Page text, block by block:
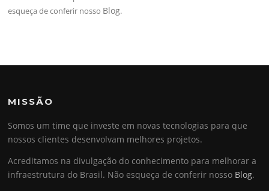
esqueça de conferir nosso Blog.
MISSÃO
Somos um time que investe em novas tecnologias para que
nossos clientes desenvolvam melhores projetos.
Acreditamos na divulgação do conhecimento para melhorar a
infraestrutura do Brasil. Não esqueça de conferir nosso Blog.